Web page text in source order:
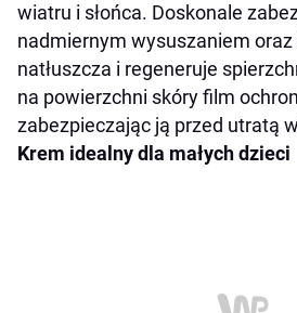
wiatru i słońca. Doskonale
nadmiernym wysuszaniem
natłuszcza i regeneruje
na powierzchni skóry film
zabezpieczając ją przed utratą
Krem idealny dla małych dzieci